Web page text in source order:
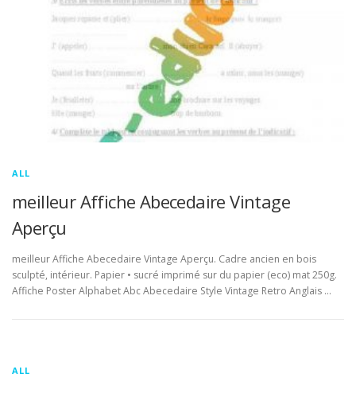
ALL
meilleur Affiche Abecedaire Vintage
Aperçu
meilleur Affiche Abecedaire Vintage Aperçu. Cadre ancien en bois
sculpté, intérieur. Papier • sucré imprimé sur du papier (eco) mat 250g.
Affiche Poster Alphabet Abc Abecedaire Style Vintage Retro Anglais …
ALL